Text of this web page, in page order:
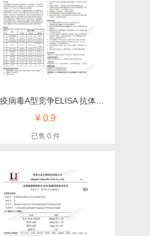
口蹄疫病毒A型竞争ELISA 抗体检测试剂盒（真瑞）
¥ 0.9
已售 0 件